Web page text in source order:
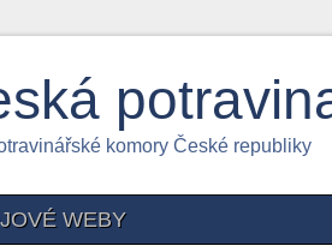
komory České republiky
WEBY